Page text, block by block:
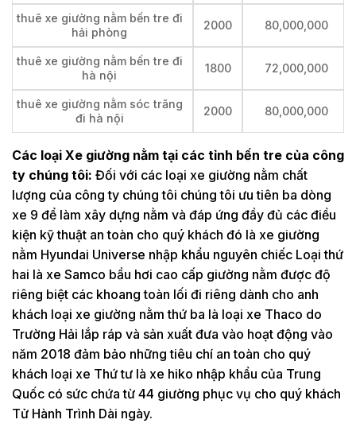
thuê xe giường nằm bến tre đi
hải phòng
2000 80,000,000
thuê xe giường nằm bến tre đi
hà nội
1800 72,000,000
thuê xe giường nằm sóc trăng
đi hà nội
2000 80,000,000
Các loại Xe giường nằm tại các tỉnh bến tre của công
ty chúng tôi: Đối với các loại xe giường nằm chất
lượng của công ty chúng tôi chúng tôi ưu tiên ba dòng
xe 9 để làm xây dựng nằm và đáp ứng đầy đủ các điều
kiện kỹ thuật an toàn cho quý khách đó là xe giường
nằm Hyundai Universe nhập khẩu nguyên chiếc Loại thứ
hai là xe Samco bầu hơi cao cấp giường nằm được độ
riêng biệt các khoang toàn lối đi riêng dành cho anh
khách loại xe giường nằm thứ ba là loại xe Thaco do
Trường Hải lắp ráp và sản xuất đưa vào hoạt động vào
năm 2018 đảm bảo những tiêu chí an toàn cho quý
khách loại xe Thứ tư là xe hiko nhập khẩu của Trung
Quốc có sức chứa từ 44 giường phục vụ cho quý khách
Tử Hành Trình Dài ngày.